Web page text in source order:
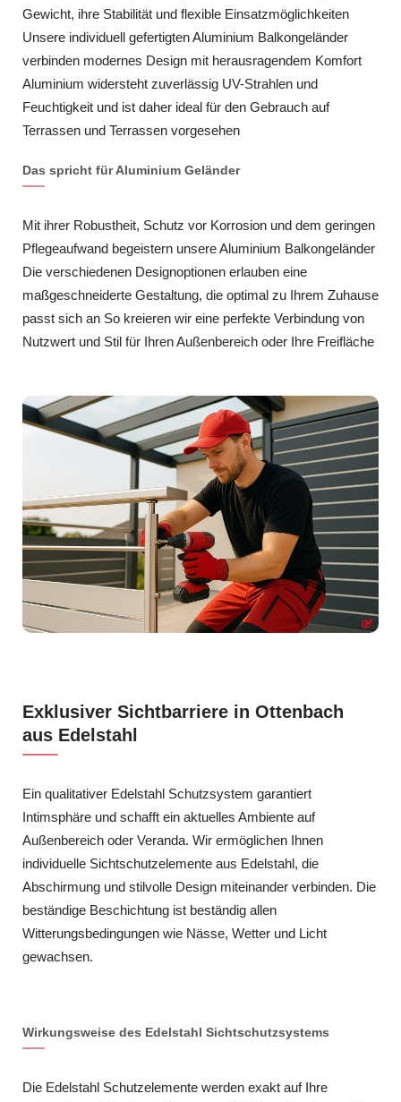
Gewicht, ihre Stabilität und flexible Einsatzmöglichkeiten
Unsere individuell gefertigten Aluminium Balkongeländer
verbinden modernes Design mit herausragendem Komfort
Aluminium widersteht zuverlässig UV-Strahlen und
Feuchtigkeit und ist daher ideal für den Gebrauch auf
Terrassen und Terrassen vorgesehen
Das spricht für Aluminium Geländer
Mit ihrer Robustheit, Schutz vor Korrosion und dem geringen
Pflegeaufwand begeistern unsere Aluminium Balkongeländer
Die verschiedenen Designoptionen erlauben eine
maßgeschneiderte Gestaltung, die optimal zu Ihrem Zuhause
passt sich an So kreieren wir eine perfekte Verbindung von
Nutzwert und Stil für Ihren Außenbereich oder Ihre Freifläche
Exklusiver Sichtbarriere in Ottenbach
aus Edelstahl
Ein qualitativer Edelstahl Schutzsystem garantiert
Intimsphäre und schafft ein aktuelles Ambiente auf
Außenbereich oder Veranda. Wir ermöglichen Ihnen
individuelle Sichtschutzelemente aus Edelstahl, die
Abschirmung und stilvolle Design miteinander verbinden. Die
beständige Beschichtung ist beständig allen
Witterungsbedingungen wie Nässe, Wetter und Licht
gewachsen.
Wirkungsweise des Edelstahl Sichtschutzsystems
Die Edelstahl Schutzelemente werden exakt auf Ihre